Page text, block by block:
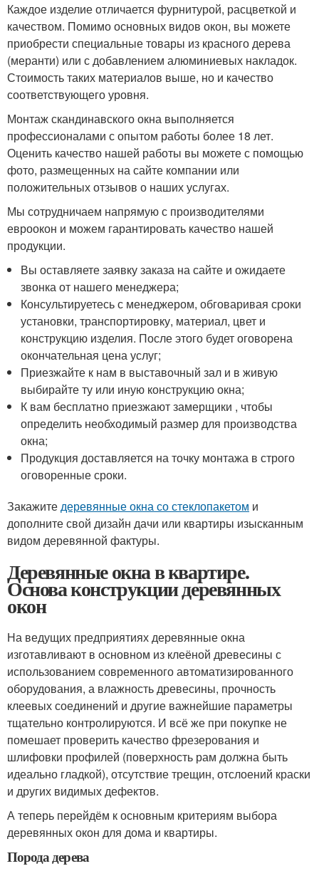
Каждое изделие отличается фурнитурой, расцветкой и
качеством. Помимо основных видов окон, вы можете
приобрести специальные товары из красного дерева
(меранти) или с добавлением алюминиевых накладок.
Стоимость таких материалов выше, но и качество
соответствующего уровня.
Монтаж скандинавского окна выполняется
профессионалами с опытом работы более 18 лет.
Оценить качество нашей работы вы можете с помощью
фото, размещенных на сайте компании или
положительных отзывов о наших услугах.
Мы сотрудничаем напрямую с производителями
евроокон и можем гарантировать качество нашей
продукции.
Вы оставляете заявку заказа на сайте и ожидаете
звонка от нашего менеджера;
Консультируетесь с менеджером, обговаривая сроки
установки, транспортировку, материал, цвет и
конструкцию изделия. После этого будет оговорена
окончательная цена услуг;
Приезжайте к нам в выставочный зал и в живую
выбирайте ту или иную конструкцию окна;
К вам бесплатно приезжают замерщики , чтобы
определить необходимый размер для производства
окна;
Продукция доставляется на точку монтажа в строго
оговоренные сроки.
Закажитедеревянные окна со стеклопакетом и
дополните свой дизайн дачи или квартиры изысканным
видом деревянной фактуры.
Деревянные окна в квартире.
Основа конструкции деревянных
окон
На ведущих предприятиях деревянные окна
изготавливают в основном из клеёной древесины с
использованием современного автоматизированного
оборудования, а влажность древесины, прочность
клеевых соединений и другие важнейшие параметры
тщательно контролируются. И всё же при покупке не
помешает проверить качество фрезерования и
шлифовки профилей (поверхность рам должна быть
идеально гладкой), отсутствие трещин, отслоений краски
и других видимых дефектов.
А теперь перейдём к основным критериям выбора
деревянных окон для дома и квартиры.
Порода дерева